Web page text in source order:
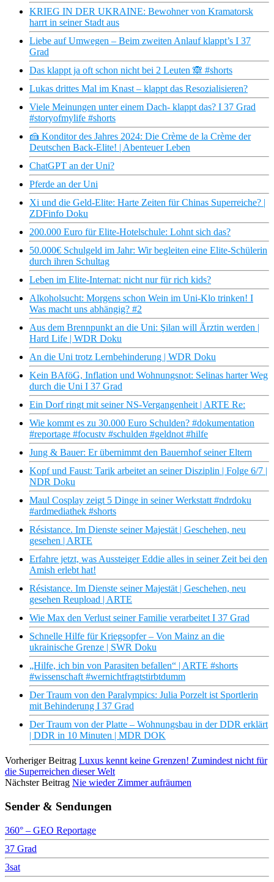
KRIEG IN DER UKRAINE: Bewohner von Kramatorsk
harrt in seiner Stadt aus
Liebe auf Umwegen – Beim zweiten Anlauf klappt’s I 37
Grad
Das klappt ja oft schon nicht bei 2 Leuten 🙈 #shorts
Lukas drittes Mal im Knast – klappt das Resozialisieren?
Viele Meinungen unter einem Dach- klappt das? I 37 Grad
#storyofmylife #shorts
🍰 Konditor des Jahres 2024: Die Crème de la Crème der
Deutschen Back-Elite! | Abenteuer Leben
ChatGPT an der Uni?
Pferde an der Uni
Xi und die Geld-Elite: Harte Zeiten für Chinas Superreiche? |
ZDFinfo Doku
200.000 Euro für Elite-Hotelschule: Lohnt sich das?
50.000€ Schulgeld im Jahr: Wir begleiten eine Elite-Schülerin
durch ihren Schultag
Leben im Elite-Internat: nicht nur für rich kids?
Alkoholsucht: Morgens schon Wein im Uni-Klo trinken! I
Was macht uns abhängig? #2
Aus dem Brennpunkt an die Uni: Şilan will Ärztin werden |
Hard Life | WDR Doku
An die Uni trotz Lernbehinderung | WDR Doku
Kein BAföG, Inflation und Wohnungsnot: Selinas harter Weg
durch die Uni I 37 Grad
Ein Dorf ringt mit seiner NS-Vergangenheit | ARTE Re:
Wie kommt es zu 30.000 Euro Schulden? #dokumentation
#reportage #focustv #schulden #geldnot #hilfe
Jung & Bauer: Er übernimmt den Bauernhof seiner Eltern
Kopf und Faust: Tarik arbeitet an seiner Disziplin | Folge 6/7 |
NDR Doku
Maul Cosplay zeigt 5 Dinge in seiner Werkstatt #ndrdoku
#ardmediathek #shorts
Résistance. Im Dienste seiner Majestät | Geschehen, neu
gesehen | ARTE
Erfahre jetzt, was Aussteiger Eddie alles in seiner Zeit bei den
Amish erlebt hat!
Résistance. Im Dienste seiner Majestät | Geschehen, neu
gesehen Reupload | ARTE
Wie Max den Verlust seiner Familie verarbeitet I 37 Grad
Schnelle Hilfe für Kriegsopfer – Von Mainz an die
ukrainische Grenze | SWR Doku
„Hilfe, ich bin von Parasiten befallen“ | ARTE #shorts
#wissenschaft #wernichtfragtstirbtdumm
Der Traum von den Paralympics: Julia Porzelt ist Sportlerin
mit Behinderung I 37 Grad
Der Traum von der Platte – Wohnungsbau in der DDR erklärt
| DDR in 10 Minuten | MDR DOK
Vorheriger Beitrag Luxus kennt keine Grenzen! Zumindest nicht für
die Superreichen dieser Welt
Nächster Beitrag Nie wieder Zimmer aufräumen
Sender & Sendungen
360° – GEO Reportage
37 Grad
3sat